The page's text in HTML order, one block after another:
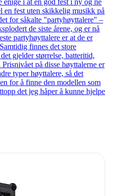
enige i at en god fest i ny og ne
en fest uten skikkelig musikk på
for såkalte "partyhøyttalere" –
de siste årene, og er nå
partyhøyttalere er at de er
finnes det store
gjelder størrelse, batteritid,
på disse høyttalerne er
typer høyttalere, så det
for å finne den modellen som
det jeg håper å kunne hjelpe